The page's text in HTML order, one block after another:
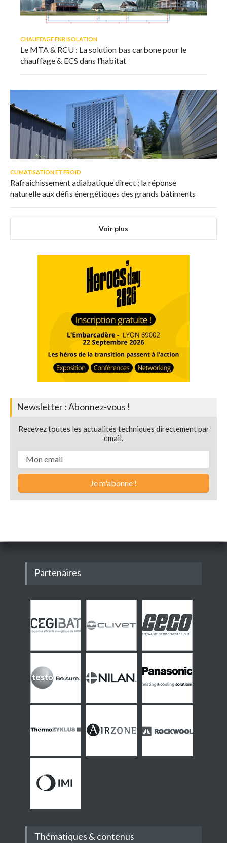
CHAUFFAGE ENR ISOLATION
Le MTA & RCU : La solution bas carbone pour le
chauffage & ECS dans l’habitat
CLIMATISATION ET FROID
Rafraîchissement adiabatique direct : la réponse
naturelle aux défis énergétiques des grands bâtiments
Voir plus
Newsletter : Abonnez-vous !
Recevez toutes les actualités techniques directement par
email.
Partenaires
Thématiques & contenus